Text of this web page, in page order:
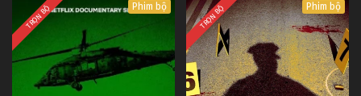
TRỌN BỘ Phim bộ TRỌN BỘ Phim bộ